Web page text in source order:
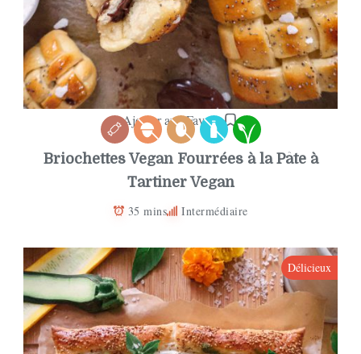
Ajouter aux Favoris
Briochettes Vegan Fourrées à la Pâte à
Tartiner Vegan
35 mins Intermédiaire
Délicieux